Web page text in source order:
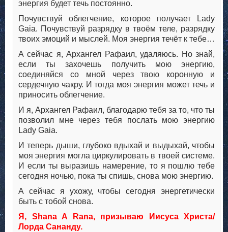
энергия будет течь постоянно.
Почувствуй облегчение, которое получает Lady
Gaia. Почувствуй разрядку в твоём теле, разрядку
твоих эмоций и мыслей. Моя энергия течёт к тебе…
А сейчас я, Архангел Рафаил, удаляюсь. Но знай,
если ты захочешь получить мою энергию,
соединяйся со мной через твою коронную и
сердечную чакру. И тогда моя энергия может течь и
приносить облегчение.
И я, Архангел Рафаил, благодарю тебя за то, что ты
позволил мне через тебя послать мою энергию
Lady Gaia.
И теперь дыши, глубоко вдыхай и выдыхай, чтобы
моя энергия могла циркулировать в твоей системе.
И если ты выразишь намерение, то я пошлю тебе
сегодня ночью, пока ты спишь, снова мою энергию.
А сейчас я ухожу, чтобы сегодня энергетически
быть с тобой снова.
Я, Shana A Rana, призываю Иисуса Христа/
Лорда Сананду.